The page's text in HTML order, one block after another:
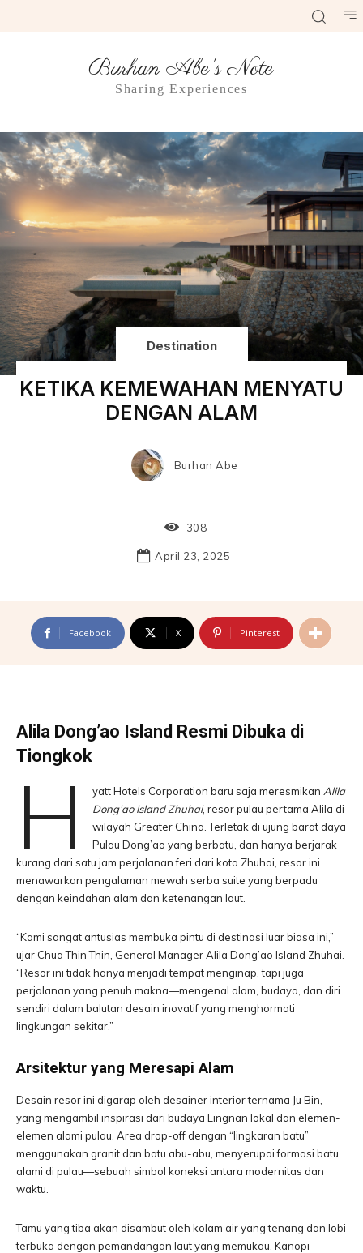
Burhan Abe's Note
Sharing Experiences
Destination
KETIKA KEMEWAHAN MENYATU
DENGAN ALAM
Burhan Abe
308
April 23, 2025
Facebook X Pinterest
Alila Dong’ao Island Resmi Dibuka di
Tiongkok
H yatt Hotels Corporation baru saja meresmikan Alila
Dong’ao Island Zhuhai, resor pulau pertama Alila di
wilayah Greater China. Terletak di ujung barat daya
Pulau Dong’ao yang berbatu, dan hanya berjarak
kurang dari satu jam perjalanan feri dari kota Zhuhai, resor ini
menawarkan pengalaman mewah serba suite yang berpadu
dengan keindahan alam dan ketenangan laut.
“Kami sangat antusias membuka pintu di destinasi luar biasa ini,”
ujar Chua Thin Thin, General Manager Alila Dong’ao Island Zhuhai.
“Resor ini tidak hanya menjadi tempat menginap, tapi juga
perjalanan yang penuh makna—mengenal alam, budaya, dan diri
sendiri dalam balutan desain inovatif yang menghormati
lingkungan sekitar.”
Arsitektur yang Meresapi Alam
Desain resor ini digarap oleh desainer interior ternama Ju Bin,
yang mengambil inspirasi dari budaya Lingnan lokal dan elemen-
elemen alami pulau. Area drop-off dengan “lingkaran batu”
menggunakan granit dan batu abu-abu, menyerupai formasi batu
alami di pulau—sebuah simbol koneksi antara modernitas dan
waktu.
Tamu yang tiba akan disambut oleh kolam air yang tenang dan lobi
terbuka dengan pemandangan laut yang memukau. Kanopi